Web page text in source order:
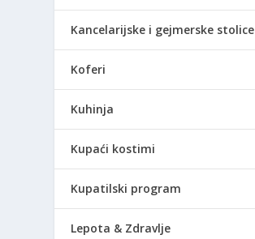
Kancelarijske i gejmerske stolice
Koferi
Kuhinja
Kupaći kostimi
Kupatilski program
Lepota & Zdravlje